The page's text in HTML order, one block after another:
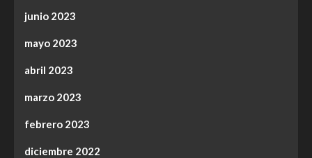
junio 2023
mayo 2023
abril 2023
marzo 2023
febrero 2023
diciembre 2022